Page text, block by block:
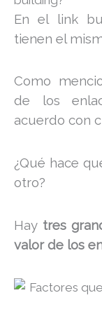
En el link
tienen el
Como
de los
acuerdo con
¿Qué hace
otro?
Hay tres
valor de los